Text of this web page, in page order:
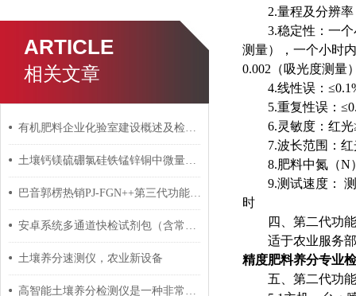
ARTICLE
相关文章
有机肥料企业化验室建设概述及检测仪器设备配置方案
土壤钙镁硫硼氯硅铁锰锌铜中微量元素速测试剂盒套装
巴音郭楞热销PJ-FGN++第三代功能型生物有机肥化验设备
安卓系统多通道快检试剂包（含常见土壤重金属快检）招标参数
土壤养分速测仪，农业新设备
高智能土壤养分检测仪是一种非常有前景的技术设备
2.量程及分辨率
3.稳定性：一
测量），一个小时
0.002（吸光度测量
4.线性误：
5.重复性误：
6.灵敏度：红
7.波长范围：
8.肥料中氮（N
9.测试速度：
时
四、第二代功
适于农业服务
精度肥料养分专业
五、第二代功